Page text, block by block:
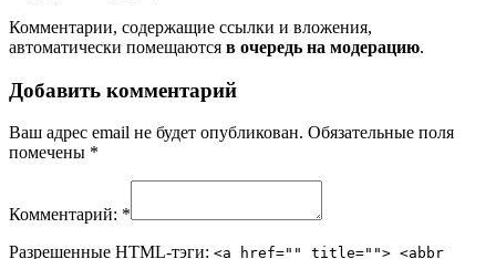
Комментарии, содержащие ссылки и вложения,
автоматически помещаются в очередь на модерацию.
Добавить комментарий
Ваш адрес email не будет опубликован. Обязательные поля
помечены *
Комментарий: *
Разрешенные HTML-тэги: <a href="" title=""> <abbr